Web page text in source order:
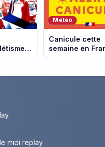
Météo
Canicule cette
semaine en
pic de chaleur
midi replay